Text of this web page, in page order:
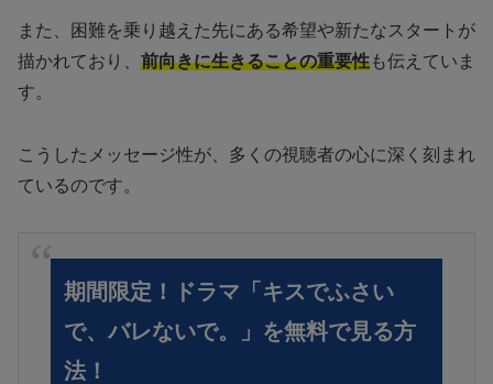
また、困難を乗り越えた先にある希望や新たなスタートが
描かれており、 前向きに生きることの重要性も伝えていま
す。
こうしたメッセージ性が、多くの視聴者の心に深く刻まれ
ているのです。
期間限定！ドラマ「キスでふさい
で、バレないで。」を無料で見る方
法！